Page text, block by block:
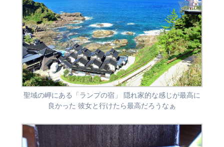
聖域の岬にある「ランプの宿」 隠れ家的な感じが最高に
良かった 彼女と行けたら最高だろうなぁ